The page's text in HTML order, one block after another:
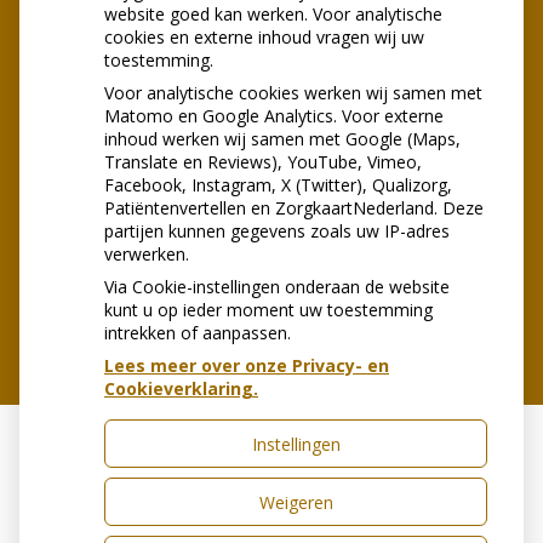
U heeft geen toestemming gegeven
voorexterne inhouddie nodig is om
dit te zien.
Cookie-instellingen wijzigen
Uw Zorg Online|Beheer
website goed kan werken. Voor analytische
cookies en externe inhoud vragen wij uw
toestemming.
Voor analytische cookies werken wij samen met
Matomo en Google Analytics. Voor externe
inhoud werken wij samen met Google (Maps,
Translate en Reviews), YouTube, Vimeo,
Facebook, Instagram, X (Twitter), Qualizorg,
Patiëntenvertellen en ZorgkaartNederland. Deze
partijen kunnen gegevens zoals uw IP-adres
verwerken.
Via Cookie-instellingen onderaan de website
kunt u op ieder moment uw toestemming
intrekken of aanpassen.
Lees meer over onze Privacy- en
Cookieverklaring.
Instellingen
Weigeren